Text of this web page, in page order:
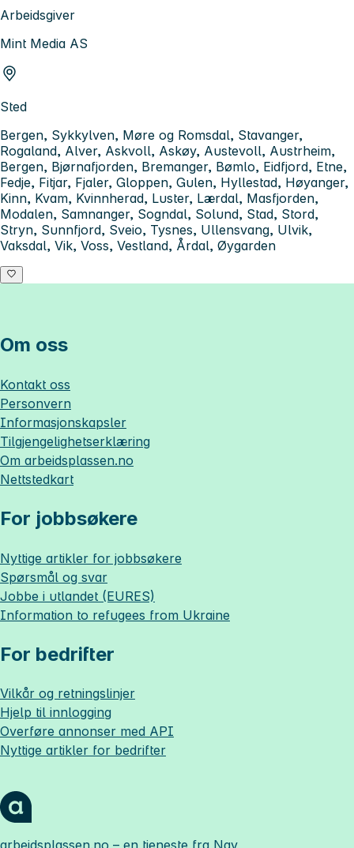
Arbeidsgiver
Mint Media AS
Sted
Bergen, Sykkylven, Møre og Romsdal, Stavanger,
Rogaland, Alver, Askvoll, Askøy, Austevoll, Austrheim,
Bergen, Bjørnafjorden, Bremanger, Bømlo, Eidfjord, Etne,
Fedje, Fitjar, Fjaler, Gloppen, Gulen, Hyllestad, Høyanger,
Kinn, Kvam, Kvinnherad, Luster, Lærdal, Masfjorden,
Modalen, Samnanger, Sogndal, Solund, Stad, Stord,
Stryn, Sunnfjord, Sveio, Tysnes, Ullensvang, Ulvik,
Vaksdal, Vik, Voss, Vestland, Årdal, Øygarden
Om oss
Kontakt oss
Personvern
Informasjonskapsler
Tilgjengelighetserklæring
Om arbeidsplassen.no
Nettstedkart
For jobbsøkere
Nyttige artikler for jobbsøkere
Spørsmål og svar
Jobbe i utlandet (EURES)
Information to refugees from Ukraine
For bedrifter
Vilkår og retningslinjer
Hjelp til innlogging
Overføre annonser med API
Nyttige artikler for bedrifter